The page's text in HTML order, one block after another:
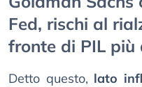
Fed, rischi al
fronte di PIL più
Detto questo, lato